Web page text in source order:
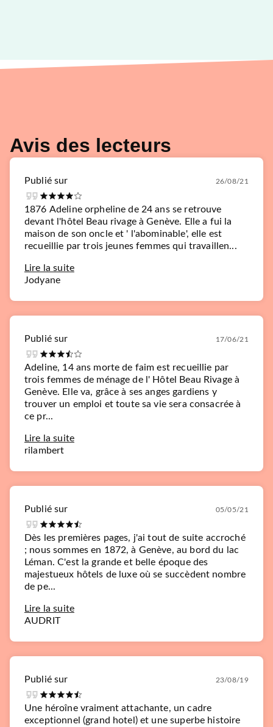
Avis des lecteurs
Publié sur 26/08/21
1876 Adeline orpheline de 24 ans se retrouve
devant l'hôtel Beau rivage à Genève. Elle a fui la
maison de son oncle et ' l'abominable', elle est
recueillie par trois jeunes femmes qui travaillen...
Lire la suite
Jodyane
Publié sur 17/06/21
Adeline, 14 ans morte de faim est recueillie par
trois femmes de ménage de l' Hôtel Beau Rivage à
Genève. Elle va, grâce à ses anges gardiens y
trouver un emploi et toute sa vie sera consacrée à
ce pr...
Lire la suite
rilambert
Publié sur 05/05/21
Dès les premières pages, j'ai tout de suite accroché
; nous sommes en 1872, à Genève, au bord du lac
Léman. C'est la grande et belle époque des
majestueux hôtels de luxe où se succèdent nombre
de pe...
Lire la suite
AUDRIT
Publié sur 23/08/19
Une héroîne vraiment attachante, un cadre
exceptionnel (grand hotel) et une superbe histoire